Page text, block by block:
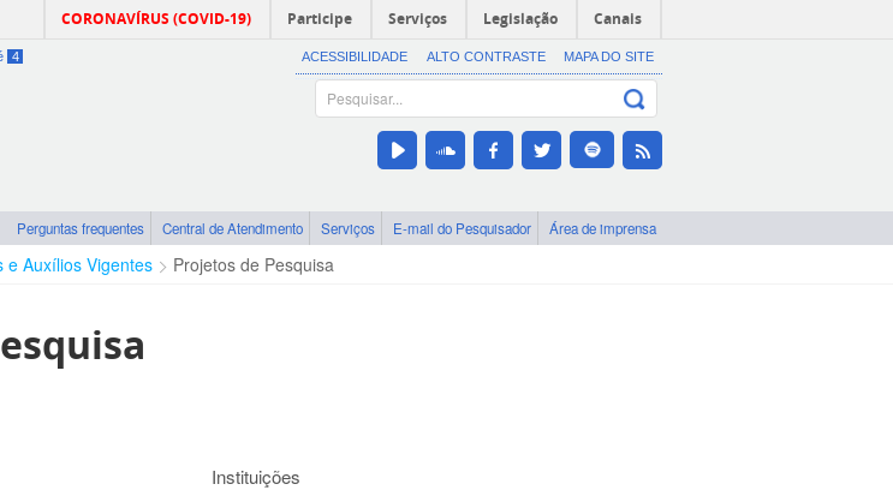
CORONAVÍRUS (COVID-19) Participe Serviços Legislação Canais
4 ACESSIBILIDADE ALTO CONTRASTE MAPA DO SITE
Perguntas frequentes Central de Atendimento Serviços E-mail do Pesquisador Área de imprensa
e Auxílios Vigentes Projetos de Pesquisa
Instituições